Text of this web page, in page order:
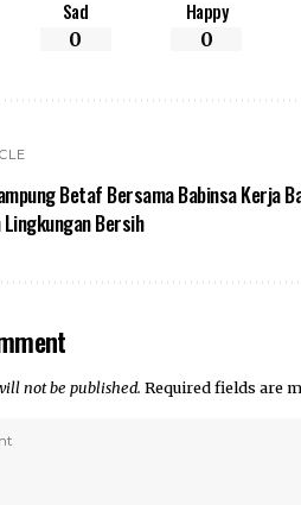
Sad
0
Happy
0
Betaf Bersama Babinsa Kerja
Bersih
not be published. Required fields are